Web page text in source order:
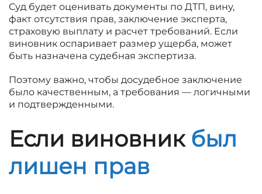
Суд будет оценивать документы по ДТП, вину,
факт отсутствия прав, заключение эксперта,
страховую выплату и расчет требований. Если
виновник оспаривает размер ущерба, может
быть назначена судебная экспертиза.
Поэтому важно, чтобы досудебное заключение
было качественным, а требования — логичными
и подтвержденными.
Если виновник был
лишен прав